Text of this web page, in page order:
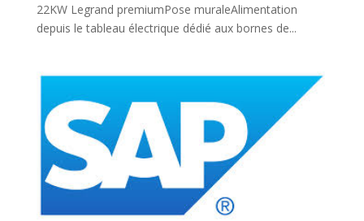
22KW Legrand premiumPose muraleAlimentation
depuis le tableau électrique dédié aux bornes de...